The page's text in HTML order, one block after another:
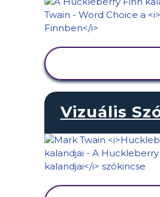
Vizuális